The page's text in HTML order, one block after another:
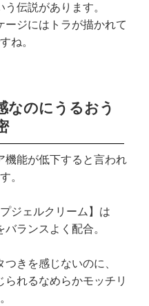
伝説があります。
ージにはトラが描かれて
ね。
なのにうるおう
機能が低下すると言われ
。
ジェルクリーム】は
ランスよく配合。
きを感じないのに、
れるなめらかモッチリ